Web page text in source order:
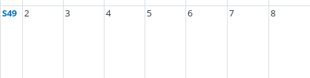
S49 2 3 4 5 6 7 8